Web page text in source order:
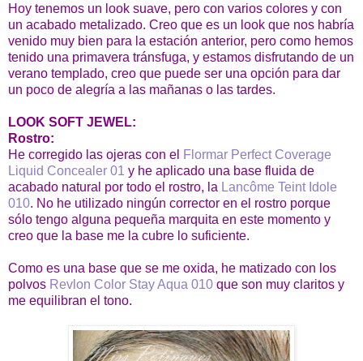
Hoy tenemos un look suave, pero con varios colores y con
un acabado metalizado. Creo que es un look que nos habría
venido muy bien para la estación anterior, pero como hemos
tenido una primavera tránsfuga, y estamos disfrutando de un
verano templado, creo que puede ser una opción para dar
un poco de alegría a las mañanas o las tardes.
LOOK SOFT JEWEL:
Rostro:
He corregido las ojeras con el Flormar Perfect Coverage
Liquid Concealer 01 y he aplicado una base fluida de
acabado natural por todo el rostro, la Lancôme Teint Idole
010. No he utilizado ningún corrector en el rostro porque
sólo tengo alguna pequeña marquita en este momento y
creo que la base me la cubre lo suficiente.
Como es una base que se me oxida, he matizado con los
polvos Revlon Color Stay Aqua 010 que son muy claritos y
me equilibran el tono.